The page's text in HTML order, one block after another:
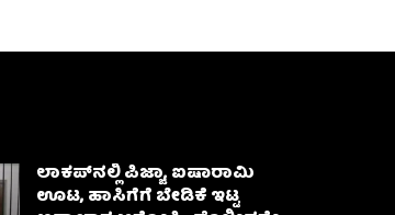
ಲಾಕಪ್‌ನಲ್ಲಿ ಪಿಜ್ಜಾ, ಐಷಾರಾಮಿ
ಊಟ, ಹಾಸಿಗೆಗೆ ಬೇಡಿಕೆ ಇಟ್ಟ